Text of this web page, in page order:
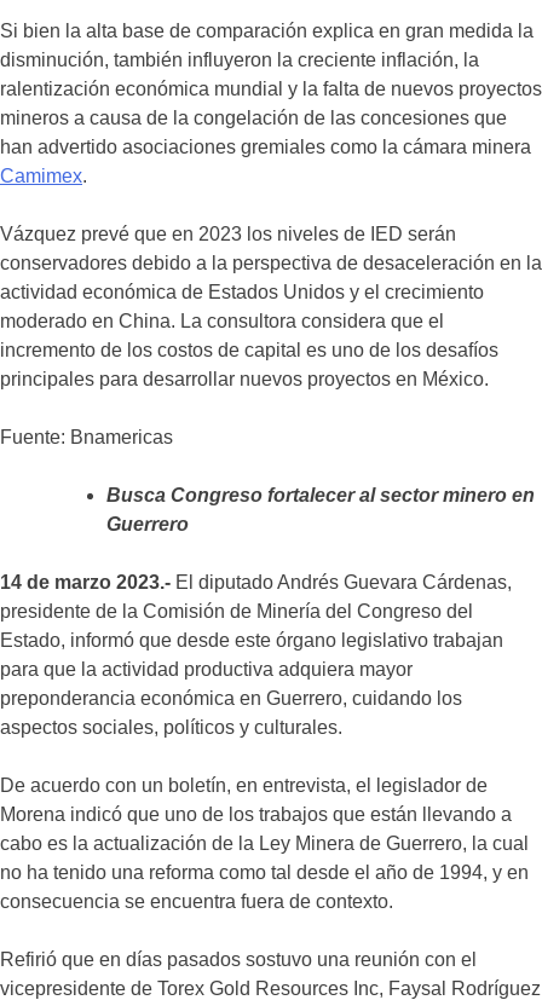
Si bien la alta base de comparación explica en gran medida la
disminución, también influyeron la creciente inflación, la
ralentización económica mundial y la falta de nuevos proyectos
mineros a causa de la congelación de las concesiones que
han advertido asociaciones gremiales como la cámara minera
Camimex.
Vázquez prevé que en 2023 los niveles de IED serán
conservadores debido a la perspectiva de desaceleración en la
actividad económica de Estados Unidos y el crecimiento
moderado en China. La consultora considera que el
incremento de los costos de capital es uno de los desafíos
principales para desarrollar nuevos proyectos en México.
Fuente: Bnamericas
Busca Congreso fortalecer al sector minero en
Guerrero
14 de marzo 2023.- El diputado Andrés Guevara Cárdenas,
presidente de la Comisión de Minería del Congreso del
Estado, informó que desde este órgano legislativo trabajan
para que la actividad productiva adquiera mayor
preponderancia económica en Guerrero, cuidando los
aspectos sociales, políticos y culturales.
De acuerdo con un boletín, en entrevista, el legislador de
Morena indicó que uno de los trabajos que están llevando a
cabo es la actualización de la Ley Minera de Guerrero, la cual
no ha tenido una reforma como tal desde el año de 1994, y en
consecuencia se encuentra fuera de contexto.
Refirió que en días pasados sostuvo una reunión con el
vicepresidente de Torex Gold Resources Inc, Faysal Rodríguez